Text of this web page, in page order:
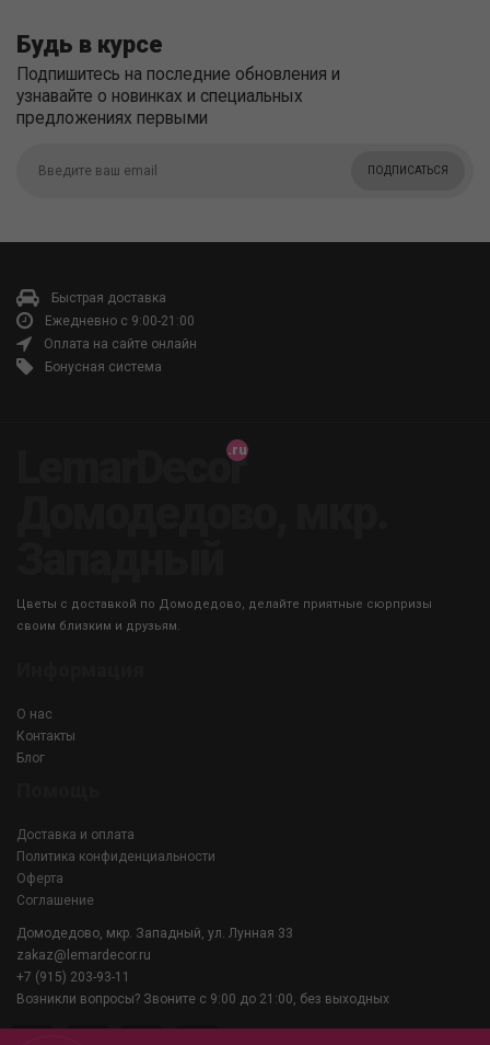
Будь в курсе
Подпишитесь на последние обновления и
узнавайте о новинках и специальных
предложениях первыми
ПОДПИСАТЬСЯ
Быстрая доставка
Ежедневно с 9:00-21:00
Оплата на сайте онлайн
Бонусная система
LemarDecor
Цветы с доставкой по Домодедово, делайте приятные сюрпризы
своим близким и друзьям.
О нас
Контакты
Блог
Доставка и оплата
Политика конфиденциальности
Оферта
Соглашение
Домодедово, мкр. Западный, ул. Лунная 33
zakaz@lemardecor.ru
+7 (915) 203-93-11
Возникли вопросы? Звоните с 9:00 до 21:00, без выходных